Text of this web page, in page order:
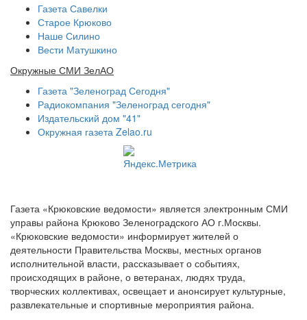
Газета Савелки
Старое Крюково
Наше Силино
Вести Матушкино
Окружные СМИ ЗелАО
Газета "Зеленоград Сегодня"
Радиокомпания "Зеленоград сегодня"
Издательский дом "41"
Окружная газета Zelao.ru
Газета «Крюковские ведомости» является электронным СМИ
управы района Крюково Зеленоградского АО г.Москвы.
«Крюковские ведомости» информирует жителей о
деятельности Правительства Москвы, местных органов
исполнительной власти, рассказывает о событиях,
происходящих в районе, о ветеранах, людях труда,
творческих коллективах, освещает и анонсирует культурные,
развлекательные и спортивные мероприятия района.